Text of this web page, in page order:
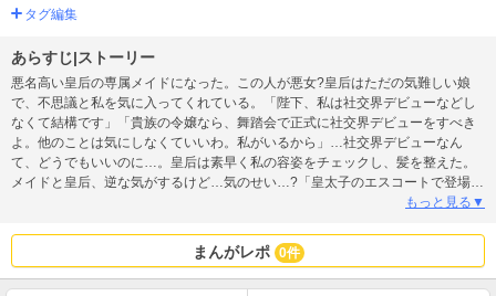
タグ編集
あらすじ|ストーリー
悪名高い皇后の専属メイドになった。この人が悪女?皇后はただの気難しい娘
で、不思議と私を気に入ってくれている。「陛下、私は社交界デビューなどし
なくて結構です」「貴族の令嬢なら、舞踏会で正式に社交界デビューをすべき
よ。他のことは気にしなくていいわ。私がいるから」…社交界デビューなん
て、どうでもいいのに…。皇后は素早く私の容姿をチェックし、髪を整えた。
メイドと皇后、逆な気がするけど…気のせい…?「皇太子のエスコートで登場す
れば、最高の社交界デビューになるわ。帝都のすべての貴族令嬢が夢見る瞬間
面を被った芸術品」と呼ばれる帝国最高の美人 美男子皇太子のもとへ…皇后に
おめかしをさせられ、皇太子と踊るメイドだなんて。いったいどうなってる
の…!?
もっと見る▼
まんがレポ 0件